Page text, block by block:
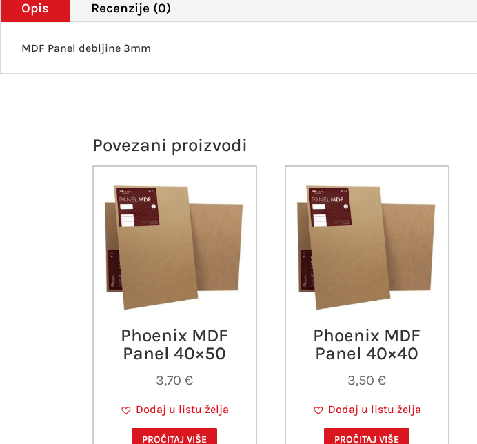
Opis Recenzije (0)
MDF Panel debljine 3mm
Povezani proizvodi
Phoenix MDF
Panel 40×50
3,70€
Dodaj u listu želja
PROČITAJ VIŠE
Phoenix MDF
Panel 40×40
3,50€
Dodaj u listu želja
PROČITAJ VIŠE